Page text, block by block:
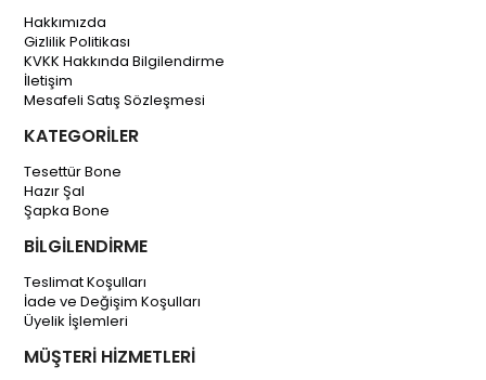
Hakkımızda
Gizlilik Politikası
KVKK Hakkında Bilgilendirme
İletişim
Mesafeli Satış Sözleşmesi
KATEGORİLER
Tesettür Bone
Hazır Şal
Şapka Bone
BİLGİLENDİRME
Teslimat Koşulları
İade ve Değişim Koşulları
Üyelik İşlemleri
MÜŞTERİ HİZMETLERİ